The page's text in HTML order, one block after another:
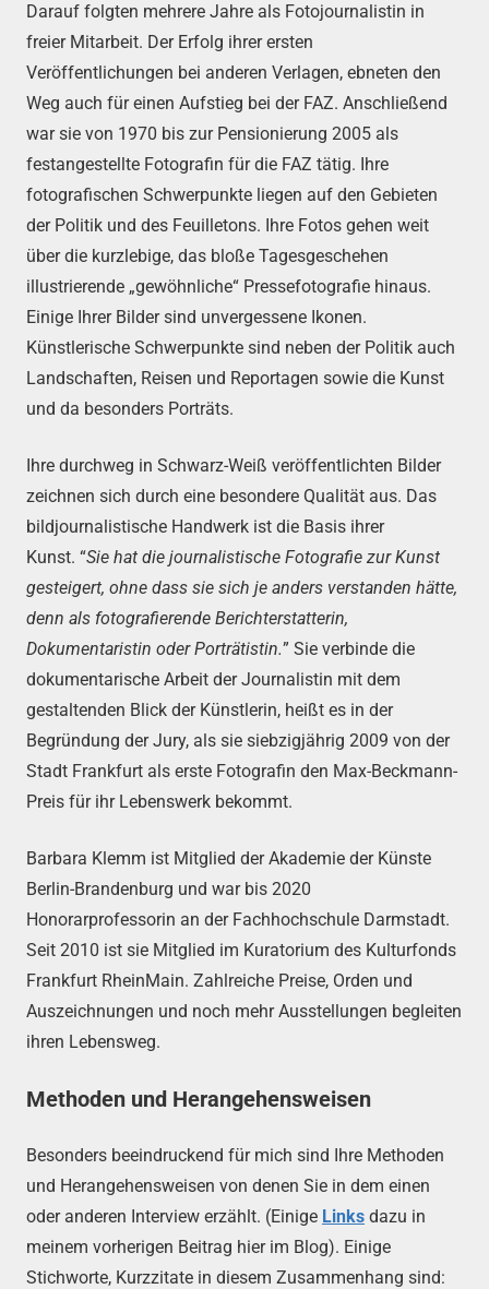
Darauf folgten mehrere Jahre als Fotojournalistin in
freier Mitarbeit. Der Erfolg ihrer ersten
Veröffentlichungen bei anderen Verlagen, ebneten den
Weg auch für einen Aufstieg bei der FAZ. Anschließend
war sie von 1970 bis zur Pensionierung 2005 als
festangestellte Fotografin für die FAZ tätig. Ihre
fotografischen Schwerpunkte liegen auf den Gebieten
der Politik und des Feuilletons. Ihre Fotos gehen weit
über die kurzlebige, das bloße Tagesgeschehen
illustrierende „gewöhnliche“ Pressefotografie hinaus.
Einige Ihrer Bilder sind unvergessene Ikonen.
Künstlerische Schwerpunkte sind neben der Politik auch
Landschaften, Reisen und Reportagen sowie die Kunst
und da besonders Porträts.
Ihre durchweg in Schwarz-Weiß veröffentlichten Bilder
zeichnen sich durch eine besondere Qualität aus. Das
bildjournalistische Handwerk ist die Basis ihrer
Kunst. “Sie hat die journalistische Fotografie zur Kunst
gesteigert, ohne dass sie sich je anders verstanden hätte,
denn als fotografierende Berichterstatterin,
Dokumentaristin oder Porträtistin.” Sie verbinde die
dokumentarische Arbeit der Journalistin mit dem
gestaltenden Blick der Künstlerin, heißt es in der
Begründung der Jury, als sie siebzigjährig 2009 von der
Stadt Frankfurt als erste Fotografin den Max-Beckmann-
Preis für ihr Lebenswerk bekommt.
Barbara Klemm ist Mitglied der Akademie der Künste
Berlin-Brandenburg und war bis 2020
Honorarprofessorin an der Fachhochschule Darmstadt.
Seit 2010 ist sie Mitglied im Kuratorium des Kulturfonds
Frankfurt RheinMain. Zahlreiche Preise, Orden und
Auszeichnungen und noch mehr Ausstellungen begleiten
ihren Lebensweg.
Methoden und Herangehensweisen
Besonders beeindruckend für mich sind Ihre Methoden
und Herangehensweisen von denen Sie in dem einen
oder anderen Interview erzählt. (Einige Links dazu in
meinem vorherigen Beitrag hier im Blog). Einige
Stichworte, Kurzzitate in diesem Zusammenhang sind: